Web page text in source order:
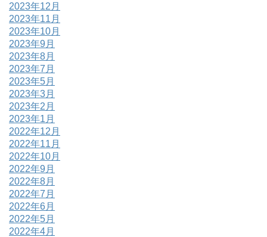
2023年12月
2023年11月
2023年10月
2023年9月
2023年8月
2023年7月
2023年5月
2023年3月
2023年2月
2023年1月
2022年12月
2022年11月
2022年10月
2022年9月
2022年8月
2022年7月
2022年6月
2022年5月
2022年4月